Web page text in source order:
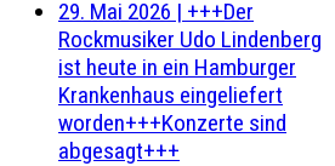
29. Mai 2026 | +++Der
Rockmusiker Udo Lindenberg
ist heute in ein Hamburger
Krankenhaus eingeliefert
worden+++Konzerte sind
abgesagt+++